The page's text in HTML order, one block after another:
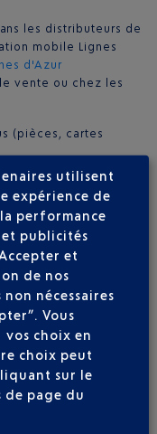
les distributeurs de
mobile Lignes
d'Azur
vente ou chez les
(pièces, cartes
PASS 1, 2, 7, 14, 30
2 €
les revendeurs
PASS 1, 2, 7 jours.
utilisent
expérience de
performance
publicités
et
de nos
nécessaires
Vous
choix en
choix peut
sur le
de page du